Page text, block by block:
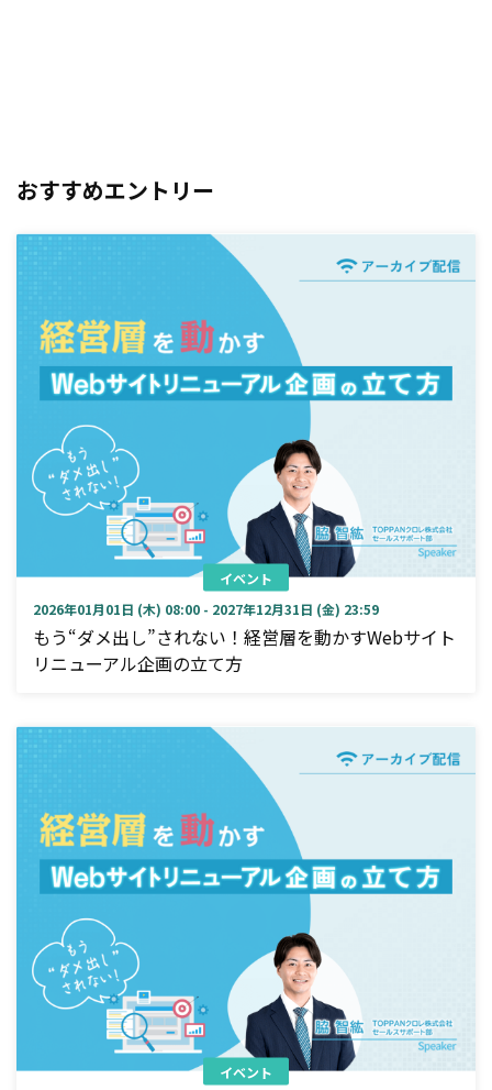
おすすめエントリー
イベント
2026年01月01日 (木) 08:00 - 2027年12月31日 (金) 23:59
もう“ダメ出し”されない！経営層を動かすWebサイト
リニューアル企画の立て方
イベント